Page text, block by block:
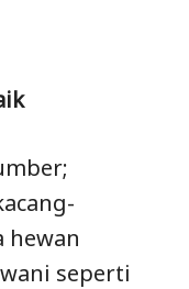
hewan
seperti